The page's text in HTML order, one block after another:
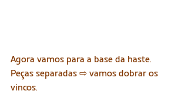
Agora vamos para a base da haste.
Peças separadas ⇨ vamos dobrar os
vincos.